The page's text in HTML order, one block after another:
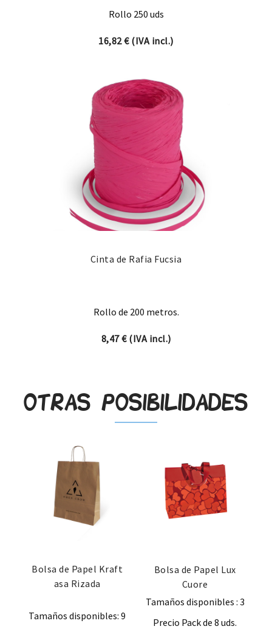
Rollo 250 uds
16,82€(IVA incl.)
Cinta de Rafia Fucsia
Rollo de 200 metros.
8,47€(IVA incl.)
Otras posibilidades
Bolsa de Papel Kraft
asa Rizada
Tamaños disponibles: 9
Bolsa de Papel Lux
Cuore
Tamaños disponibles : 3
Precio Pack de 8 uds.